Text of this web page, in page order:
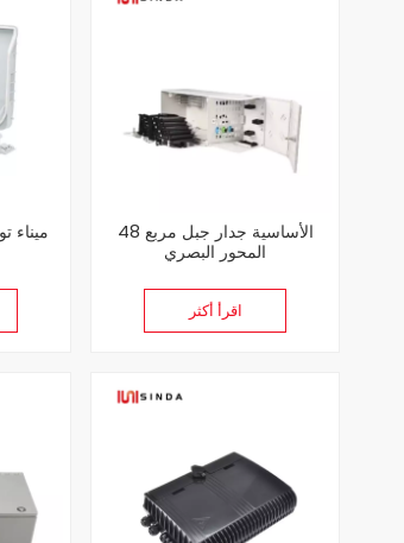
48 الأساسية جدار جبل مربع
المحور البصري
اقرأ أكثر